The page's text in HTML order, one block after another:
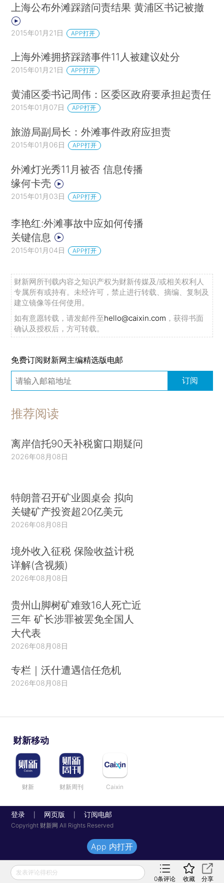
上海公布外滩踩踏问责结果 黄浦区书记被撤
2015年01月21日 APP打开
上海外滩拥挤踩踏事件11人被建议处分
2015年01月21日 APP打开
黄浦区委书记周伟：区委区政府要承担起责任
2015年01月07日 APP打开
旅游局副局长：外滩事件政府应担责
2015年01月06日 APP打开
外滩灯光秀11月被否 信息传播
缘何卡壳
2015年01月03日 APP打开
李艳红:外滩事故中应如何传播
关键信息
2015年01月04日 APP打开
财新网所刊载内容之知识产权为财新传媒及/或相关权利人
专属所有或持有。未经许可，禁止进行转载、摘编、复制及
建立镜像等任何使用。
如有意愿转载，请发邮件至hello@caixin.com ，获得书面
确认及授权后，方可转载。
免费订阅财新网主编精选版电邮
订阅
推荐阅读
离岸信托90天补税窗口期疑问
2026年08月08日
特朗普召开矿业圆桌会 拟向
关键矿产投资超20亿美元
2026年08月08日
境外收入征税 保险收益计税
详解(含视频)
2026年08月08日
贵州山脚树矿难致16人死亡近
三年 矿长涉罪被罢免全国人
大代表
2026年08月08日
专栏｜沃什遭遇信任危机
2026年08月08日
财新移动
财新 财新周刊 Caixin
登录 网页版 订阅电邮
Copyright 财新网 All Rights Reserved
发表评论得积分
0条评论 收藏 分享
App 内打开